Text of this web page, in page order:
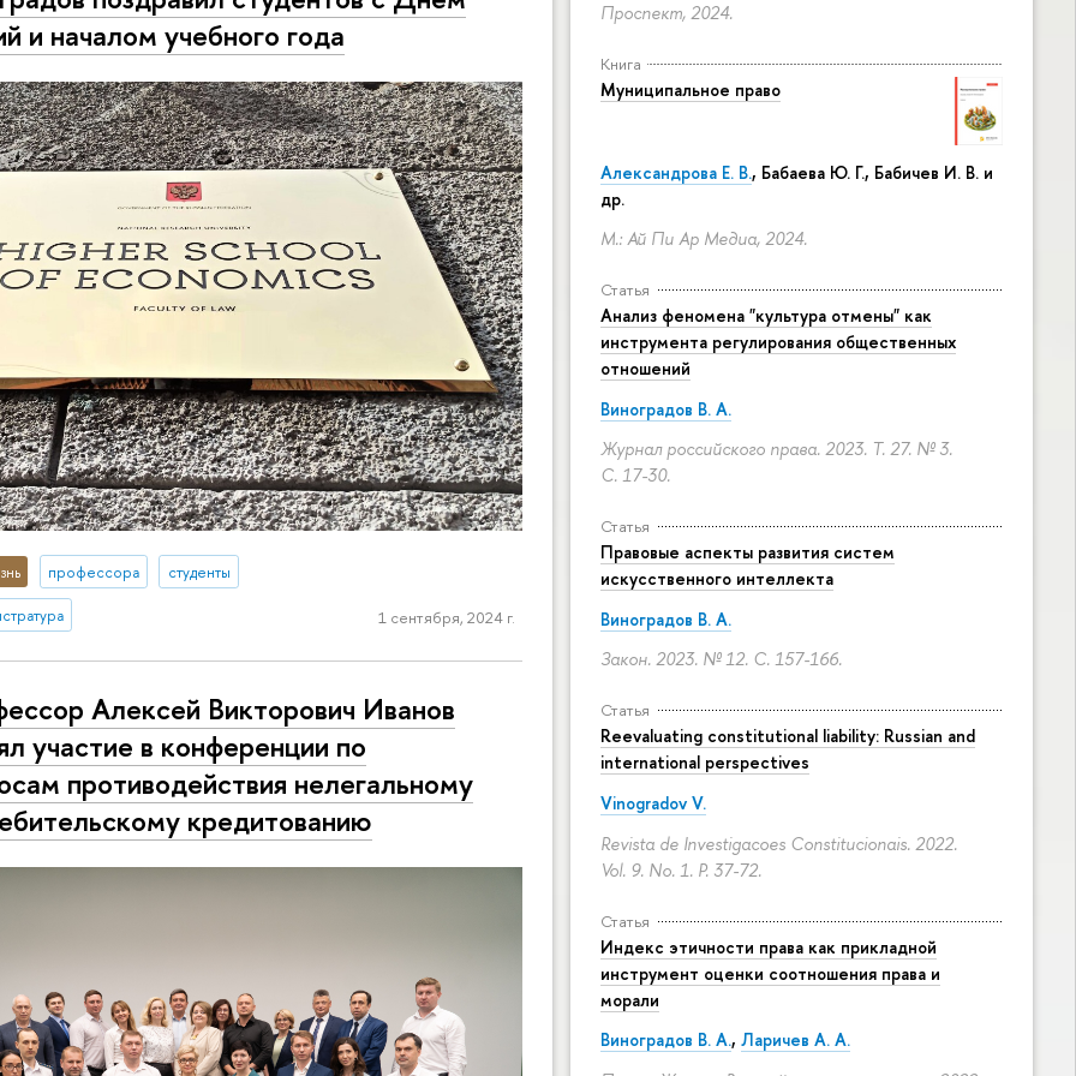
Проспект, 2024.
Книга
Муниципальное право
Александрова Е. В., Бабаева Ю. Г., Бабичев И. В. и
др.
М.: Ай Пи Ар Медиа, 2024.
Статья
Анализ феномена "культура отмены" как
инструмента регулирования общественных
отношений
Виноградов В. А.
Журнал российского права. 2023. Т. 27. № 3.
С. 17-30.
Статья
Правовые аспекты развития систем
искусственного интеллекта
Виноградов В. А.
Закон. 2023. № 12. С. 157-166.
Статья
Reevaluating constitutional liability: Russian and
international perspectives
Vinogradov V.
Revista de Investigacoes Constitucionais. 2022.
Vol. 9. No. 1. P. 37-72.
Статья
Индекс этичности права как прикладной
инструмент оценки соотношения права и
морали
Виноградов В. А., Ларичев А. А.
и началом учебного года
профессора студенты
1 сентября, 2024 г.
Алексей Викторович Иванов
участие в конференции по
противодействия нелегальному
кредитованию